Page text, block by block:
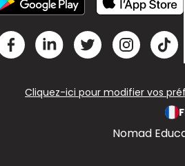
Cliquez-ici pour modifier vos
Nomad